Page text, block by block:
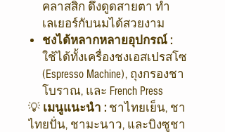
คลาสสิก ดึงดูดสายตา ทำ
เลเยอร์กับนมได้สวยงาม
ชงได้หลากหลายอุปกรณ์ :
ใช้ได้ทั้งเครื่องชงเอสเปรสโซ
(Espresso Machine), ถุงกรองชา
โบราณ, และ French Press
💡 เมนูแนะนำ : ชาไทยเย็น, ชา
ไทยปั่น, ชามะนาว, และบิงซูชา